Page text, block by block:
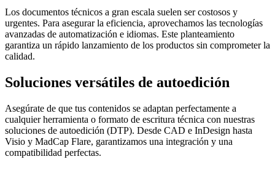
Los documentos técnicos a gran escala suelen ser costosos y
urgentes. Para asegurar la eficiencia, aprovechamos las tecnologías
avanzadas de automatización e idiomas. Este planteamiento
garantiza un rápido lanzamiento de los productos sin comprometer la
calidad.
Soluciones versátiles de autoedición
Asegúrate de que tus contenidos se adaptan perfectamente a
cualquier herramienta o formato de escritura técnica con nuestras
soluciones de autoedición (DTP). Desde CAD e InDesign hasta
Visio y MadCap Flare, garantizamos una integración y una
compatibilidad perfectas.